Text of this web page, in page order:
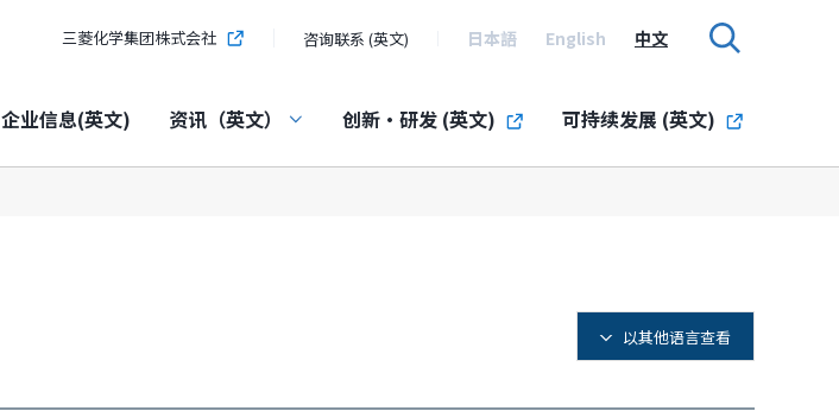
企业信息(英文) 资讯（英文） 创新・研发 (英文) 可持续发展 (英文)
三菱化学集团株式会社 咨询联系 (英文) 日本語 English 中文
以其他语言查看